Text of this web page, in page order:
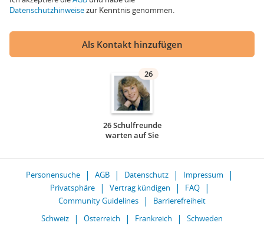
Datenschutzhinweisezur Kenntnis genommen.
Als Kontakt hinzufügen
26
26 Schulfreunde
warten auf Sie
Personensuche AGB Datenschutz
Impressum
Privatsphäre
Vertrag kündigen
FAQ
Community Guidelines
Barrierefreiheit
Schweiz
Österreich Frankreich Schweden